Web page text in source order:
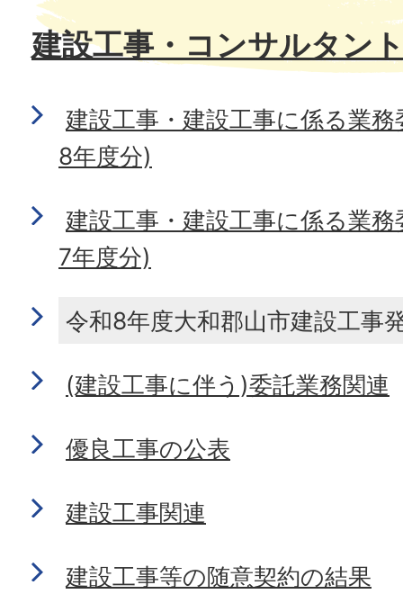
建設工事・コンサルタン
建設工事・建設工事に係る業
8年度分)
建設工事・建設工事に係る業
7年度分)
令和8年度大和郡山市建設工事
(建設工事に伴う)委託業務関連
優良工事の公表
建設工事関連
建設工事等の随意契約の結果